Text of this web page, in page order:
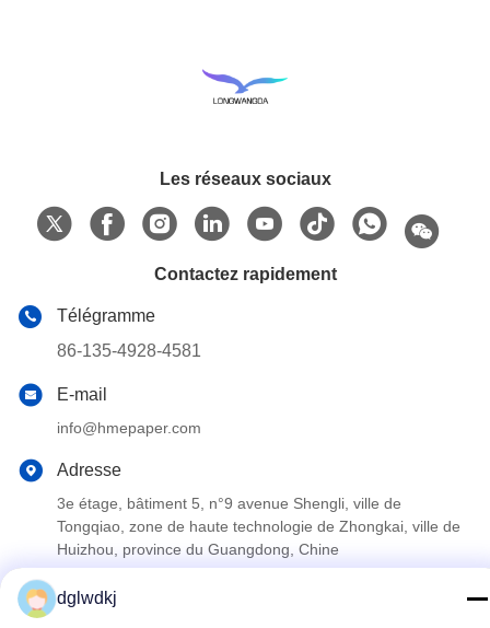
Les réseaux sociaux
Contactez rapidement
Télégramme
86-135-4928-4581
E-mail
info@hmepaper.com
Adresse
3e étage, bâtiment 5, n°9 avenue Shengli, ville de
Tongqiao, zone de haute technologie de Zhongkai, ville de
Huizhou, province du Guangdong, Chine
dglwdkj